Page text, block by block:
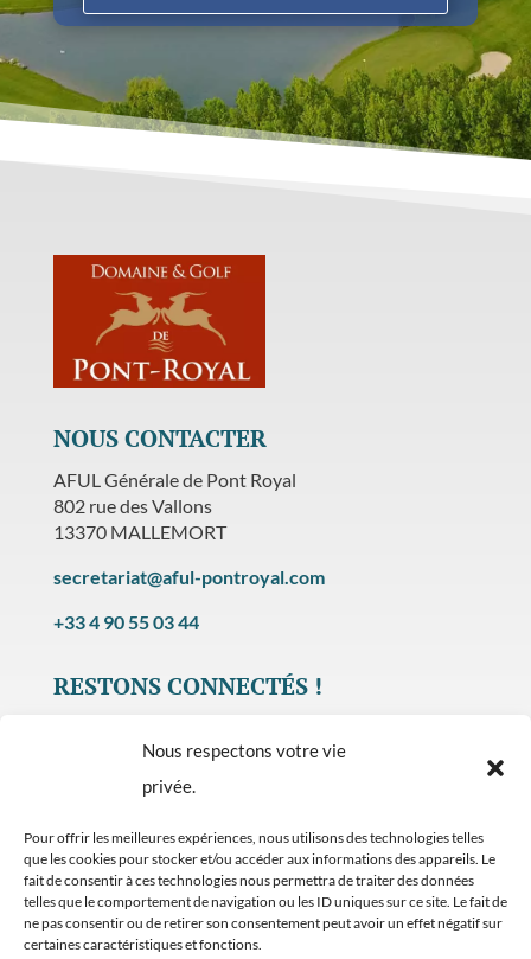
Nous respectons votre vie
privée.
Pour offrir les meilleures expériences, nous utilisons des technologies telles
que les cookies pour stocker et/ou accéder aux informations des appareils. Le
fait de consentir à ces technologies nous permettra de traiter des données
telles que le comportement de navigation ou les ID uniques sur ce site. Le fait de
ne pas consentir ou de retirer son consentement peut avoir un effet négatif sur
certaines caractéristiques et fonctions.
NOUS CONTACTER
AFUL Générale de Pont Royal
802 rue des Vallons
13370 MALLEMORT
secretariat@aful-pontroyal.com
+33 4 90 55 03 44
RESTONS CONNECTÉS !
PLAN DU SITE
MENTIONS LEGALES
POLITIQUE DE CONFIDENTIALITÉ